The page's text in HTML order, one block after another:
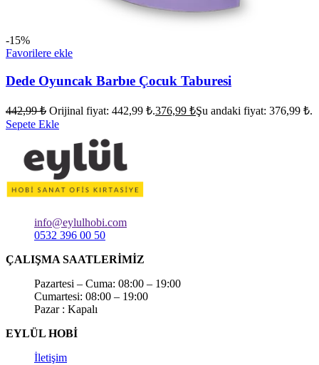
-15%
Favorilere ekle
Dede Oyuncak Barbıe Çocuk Taburesi
442,99₺ Orijinal fiyat: 442,99 ₺.376,99 ₺Şu andaki fiyat: 376,99 ₺.
Sepete Ekle
info@eylulhobi.com
0532 396 00 50
ÇALIŞMA SAATLERİMİZ
Pazartesi – Cuma: 08:00 – 19:00
Cumartesi: 08:00 – 19:00
Pazar : Kapalı
EYLÜL HOBİ
İletişim